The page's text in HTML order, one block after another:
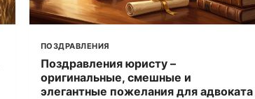
ПОЗДРАВЛЕНИЯ
Поздравления юристу –
оригинальные, смешные и
элегантные пожелания для адвоката